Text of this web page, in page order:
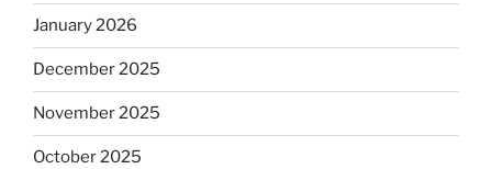
January 2026
December 2025
November 2025
October 2025